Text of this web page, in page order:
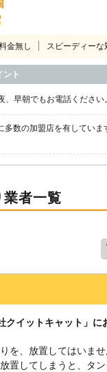
金無し スピーディーな
ント
早朝でもお電話ください。
数の加盟店を有していま
者一覧
クイットキャット」に
を、放置してはいま
置してしまうと、タ